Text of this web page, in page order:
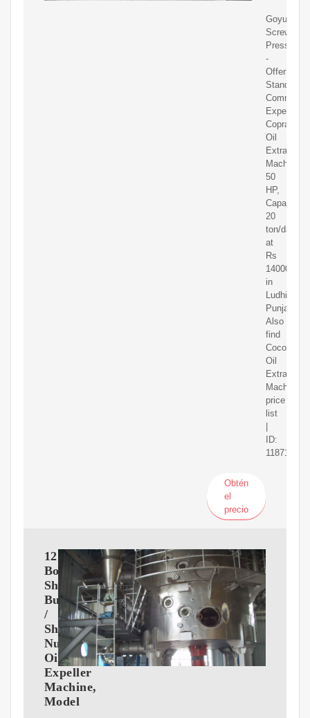
Goyum
Screw
Press
-
Offering
Standard
Expeller
Copra
Oil
Extraction
Machine,
50
HP,
Capacity:
20
ton/day
at
Rs
1400000
in
Ludhiana,
Punjab.
Also
find
Coconut
Oil
Extraction
Machine
price
list
ID:
Obtén
el
precio
12
Bolt
Shea
Butter
/
Shea
Nut
Oil
Expeller
Machine,
Model